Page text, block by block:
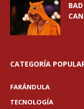
CATEGORÍA
FARÁNDULA
TECNOLOGÍA